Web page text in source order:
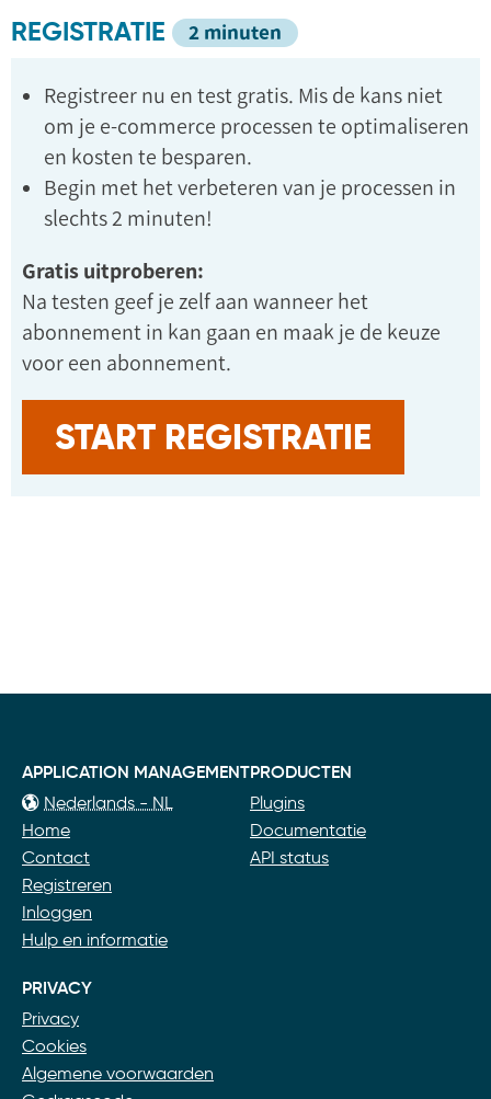
REGISTRATIE 2 minuten
Registreer nu en test gratis. Mis de kans niet
om je e-commerce processen te optimaliseren
en kosten te besparen.
Begin met het verbeteren van je processen in
slechts 2 minuten!
Gratis uitproberen:
Na testen geef je zelf aan wanneer het
abonnement in kan gaan en maak je de keuze
voor een abonnement.
START REGISTRATIE
APPLICATION MANAGEMENT
Nederlands - NL
Home
Contact
Registreren
Inloggen
Hulp en informatie
PRODUCTEN
Plugins
Documentatie
API status
PRIVACY
Privacy
Cookies
Algemene voorwaarden